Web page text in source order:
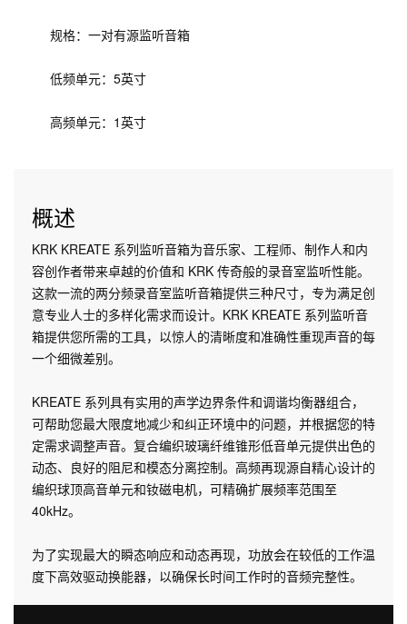
规格：一对有源监听音箱
低频单元：5英寸
高频单元：1英寸
概述
KRK KREATE 系列监听音箱为音乐家、工程师、制作人和内
容创作者带来卓越的价值和 KRK 传奇般的录音室监听性能。
这款一流的两分频录音室监听音箱提供三种尺寸，专为满足创
意专业人士的多样化需求而设计。KRK KREATE 系列监听音
箱提供您所需的工具，以惊人的清晰度和准确性重现声音的每
一个细微差别。
KREATE 系列具有实用的声学边界条件和调谐均衡器组合，
可帮助您最大限度地减少和纠正环境中的问题，并根据您的特
定需求调整声音。复合编织玻璃纤维锥形低音单元提供出色的
动态、良好的阻尼和模态分离控制。高频再现源自精心设计的
编织球顶高音单元和钕磁电机，可精确扩展频率范围至
40kHz。
为了实现最大的瞬态响应和动态再现，功放会在较低的工作温
度下高效驱动换能器，以确保长时间工作时的音频完整性。